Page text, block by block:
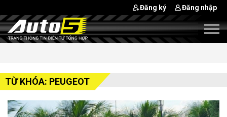
Đăng ký Đăng nhập
TỪ KHÓA: PEUGEOT